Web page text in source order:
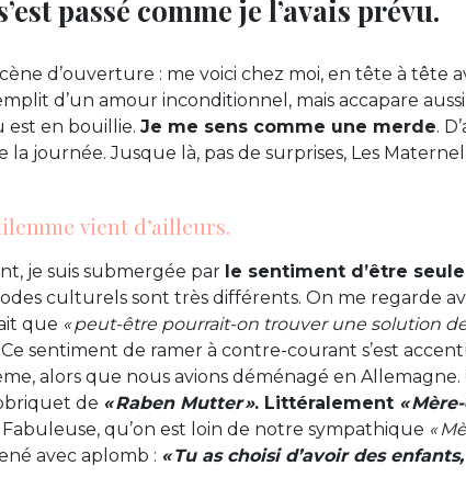
passé comme je l’avais prévu.
d’ouverture : me voici chez moi, en tête à tête
d’un amour inconditionnel, mais accapare
est en bouillie. Je me sens comme une merde.
la journée. Jusque là, pas de surprises, Les
vient d’ailleurs.
je suis submergée par le sentiment d’être
culturels sont très différents. On me regarde
que « peut-être pourrait-on trouver une solution
Ce sentiment de ramer à contre-courant s’est
alors que nous avions déménagé en Allemagne.
de « Raben Mutter ». Littéralement «
qu’on est loin de notre sympathique «
avec aplomb : « Tu as choisi d’avoir des